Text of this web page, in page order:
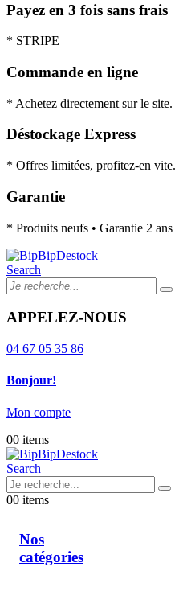
Payez en 3 fois sans frais
* STRIPE
Commande en ligne
* Achetez directement sur le site.
Déstockage Express
* Offres limitées, profitez-en vite.
Garantie
* Produits neufs • Garantie 2 ans
Search
APPELEZ-NOUS
04 67 05 35 86
Bonjour!
Mon compte
00 items
Search
00 items
Nos
catégories